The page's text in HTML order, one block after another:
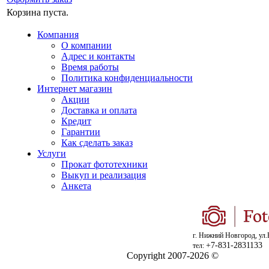
Корзина пуста.
Компания
О компании
Адрес и контакты
Время работы
Политика конфиденциальности
Интернет магазин
Акции
Доставка и оплата
Кредит
Гарантии
Как сделать заказ
Услуги
Прокат фототехники
Выкуп и реализация
Анкета
г. Нижний Новгород,
тел: +7-831-2831133
Copyright 2007-2026 ©